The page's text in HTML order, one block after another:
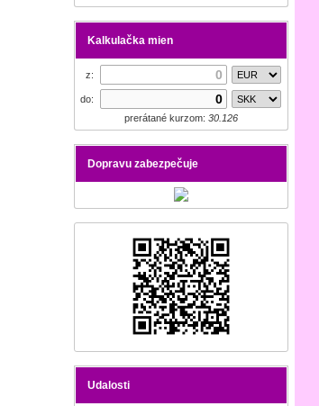
Kalkulačka mien
z:
do:
prerátané kurzom: 30.126
Dopravu zabezpečuje
Udalosti